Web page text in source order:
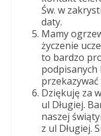
Św. w
daty.
Mamy
życzenie
to bardzo
Dziękuję za
ul Długiej.
naszej
z ul Długiej.